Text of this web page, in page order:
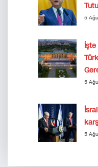
5
İşte
5
5